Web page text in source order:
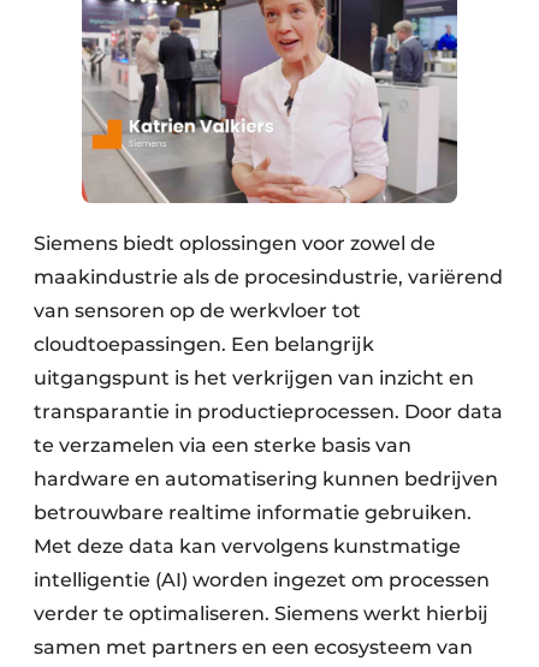
Siemens biedt oplossingen voor zowel de
maakindustrie als de procesindustrie, variërend
van sensoren op de werkvloer tot
cloudtoepassingen. Een belangrijk
uitgangspunt is het verkrijgen van inzicht en
transparantie in productieprocessen. Door data
te verzamelen via een sterke basis van
hardware en automatisering kunnen bedrijven
betrouwbare realtime informatie gebruiken.
Met deze data kan vervolgens kunstmatige
intelligentie (AI) worden ingezet om processen
verder te optimaliseren. Siemens werkt hierbij
samen met partners en een ecosysteem van